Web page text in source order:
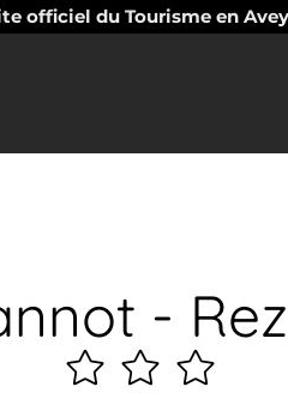
officiel du Tourisme en
-
3